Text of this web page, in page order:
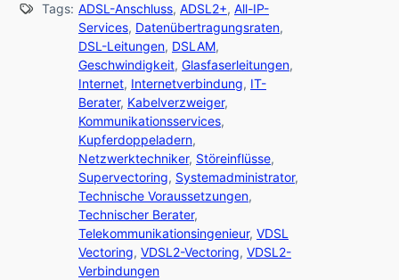
Tags: ADSL-Anschluss, ADSL2+, All-IP-
Services, Datenübertragungsraten,
DSL-Leitungen, DSLAM,
Geschwindigkeit, Glasfaserleitungen,
Internet, Internetverbindung, IT-
Berater, Kabelverzweiger,
Kommunikationsservices,
Kupferdoppeladern,
Netzwerktechniker, Störeinflüsse,
Supervectoring, Systemadministrator,
Technische Voraussetzungen,
Technischer Berater,
Telekommunikationsingenieur, VDSL
Vectoring, VDSL2-Vectoring, VDSL2-
Verbindungen